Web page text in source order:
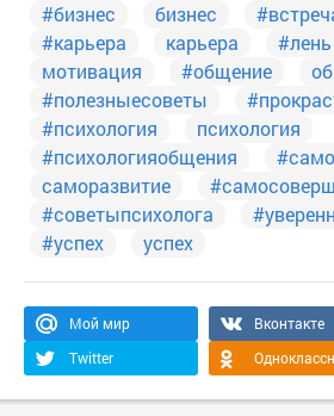
#бизнес
бизнес
#карьера
карьера #лень
мотивация
#общение
#полезныесоветы
#психология
психология
#психологияобщения
саморазвитие
#советыпсихолога
#успех
успех
Мой мир
Вконтакте
Twitter